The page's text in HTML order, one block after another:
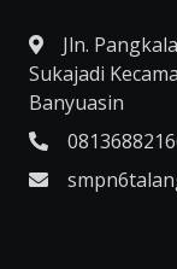
Jln.
Sukajadi
Banyuasin